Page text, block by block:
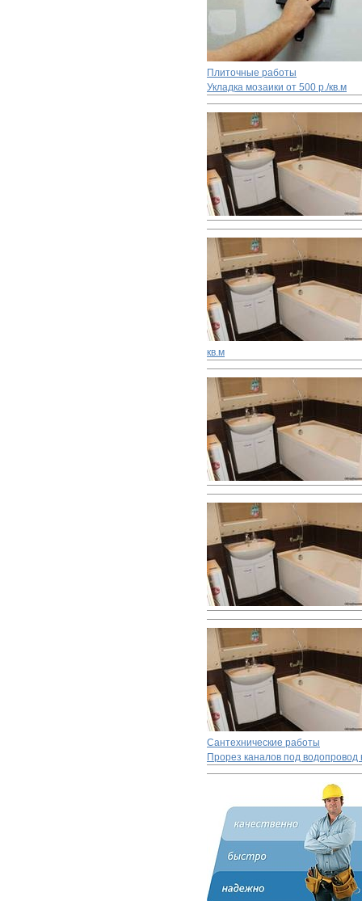
Плиточные работы
Укладка мозаики от 500 р./кв.м
кв.м
Сантехнические работы
Прорез каналов под водопровод